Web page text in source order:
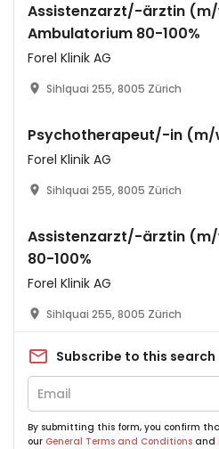
Assistenzarzt/-ärztin
Ambulatorium 80-100%
Forel Klinik AG
Sihlquai 255, 8005 Zürich
Psychotherapeut/-in (m/
Forel Klinik AG
Sihlquai 255, 8005 Zürich
Assistenzarzt/-ärztin
80-100%
Forel Klinik AG
Sihlquai 255, 8005 Zürich
Subscribe to this search
By submitting this form, you confirm
our General Terms and Conditions and